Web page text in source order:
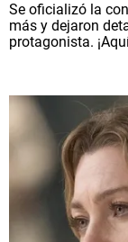
Se oficializó la
más y dejaron
protagonista.